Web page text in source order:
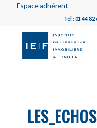
Espace adhérent
Tél : 01 44
LES_ECHOS